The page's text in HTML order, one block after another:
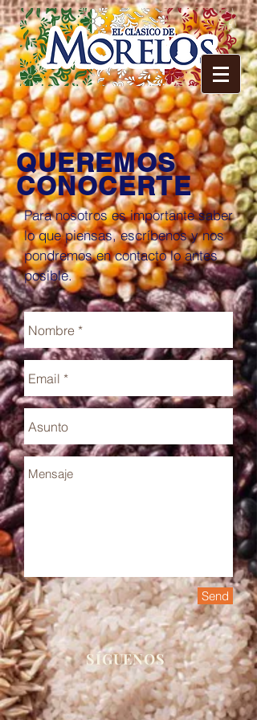
QUEREMOS
CONOCERTE
Para nosotros es importante saber
lo que piensas, escríbenos y nos
pondremos en contacto lo antes
posible.
Send
SÍGUENOS